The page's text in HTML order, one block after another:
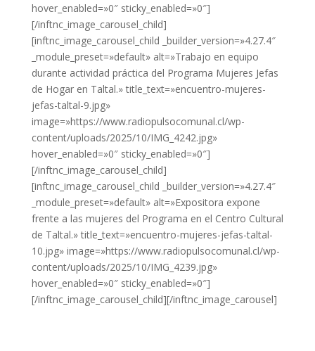
hover_enabled=»0″ sticky_enabled=»0″]
[/inftnc_image_carousel_child]
[inftnc_image_carousel_child _builder_version=»4.27.4″
_module_preset=»default» alt=»Trabajo en equipo
durante actividad práctica del Programa Mujeres Jefas
de Hogar en Taltal.» title_text=»encuentro-mujeres-
jefas-taltal-9.jpg»
image=»https://www.radiopulsocomunal.cl/wp-
content/uploads/2025/10/IMG_4242.jpg»
hover_enabled=»0″ sticky_enabled=»0″]
[/inftnc_image_carousel_child]
[inftnc_image_carousel_child _builder_version=»4.27.4″
_module_preset=»default» alt=»Expositora expone
frente a las mujeres del Programa en el Centro Cultural
de Taltal.» title_text=»encuentro-mujeres-jefas-taltal-
10.jpg» image=»https://www.radiopulsocomunal.cl/wp-
content/uploads/2025/10/IMG_4239.jpg»
hover_enabled=»0″ sticky_enabled=»0″]
[/inftnc_image_carousel_child][/inftnc_image_carousel]